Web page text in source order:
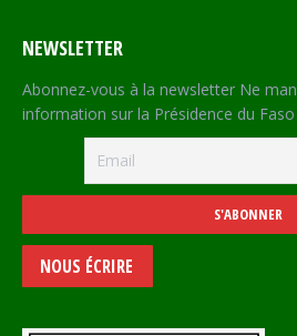
NEWSLETTER
Abonnez-vous à la newsletter Ne
information sur la Présidence du Faso
NOUS ÉCRIRE